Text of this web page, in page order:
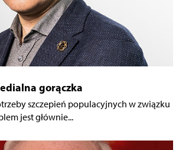
gorączka
szczepień populacyjnych w związku
jest głównie...